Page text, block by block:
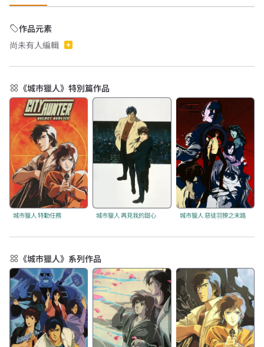
作品元素
尚未有人編輯
《城市獵人》特別篇作品
城市獵人 特勤任務 城市獵人 再見我的甜心 城市獵人 惡徒羽獠之末路
《城市獵人》系列作品